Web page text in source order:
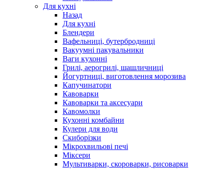
Для кухні
Назад
Для кухні
Блендери
Вафельниці, бутербродниці
Вакуумні пакувальники
Ваги кухонні
Грилі, аерогрилі, шашличниці
Йогуртниці, виготовлення морозива
Капучинатори
Кавоварки
Кавоварки та аксесуари
Кавомолки
Кухонні комбайни
Кулери для води
Скиборізки
Мікрохвильові печі
Міксери
Мультиварки, скороварки, рисоварки